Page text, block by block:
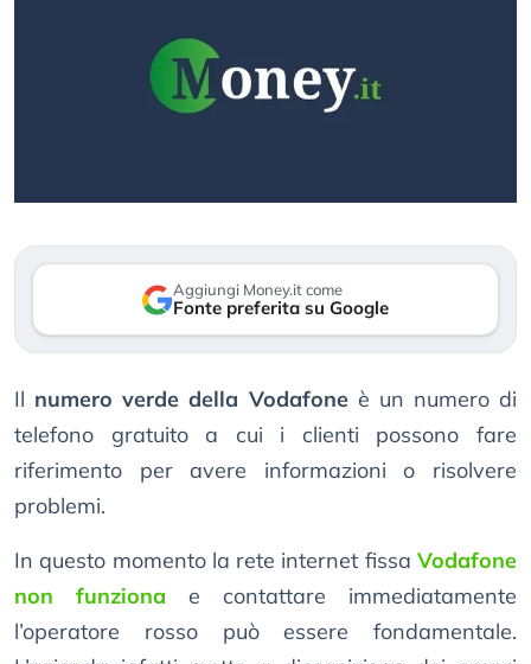
Aggiungi Money.it come
Fonte preferita su Google
Il numero verde della Vodafoneè un numero di
telefono gratuito a cui i clienti possono fare
riferimento per avere informazioni o risolvere
problemi.
In questo momento la rete internet fissa Vodafone
non funziona e contattare immediatamente
l’operatore rosso può essere fondamentale.